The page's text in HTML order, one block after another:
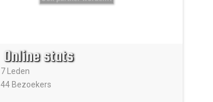
Online stats
7 Leden
44 Bezoekers